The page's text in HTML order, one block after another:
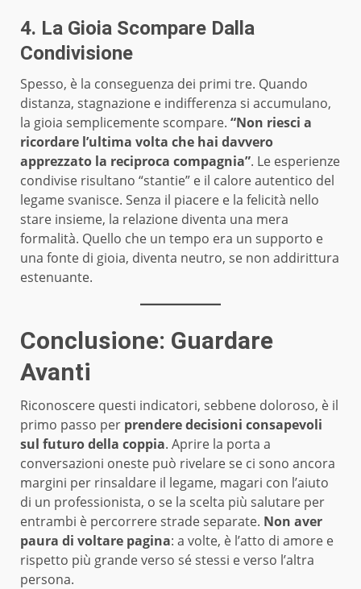
4. La Gioia Scompare Dalla
Condivisione
Spesso, è la conseguenza dei primi tre. Quando
distanza, stagnazione e indifferenza si accumulano,
la gioia semplicemente scompare. “Non riesci a
ricordare l’ultima volta che hai davvero
apprezzato la reciproca compagnia”. Le esperienze
condivise risultano “stantie” e il calore autentico del
legame svanisce. Senza il piacere e la felicità nello
stare insieme, la relazione diventa una mera
formalità. Quello che un tempo era un supporto e
una fonte di gioia, diventa neutro, se non addirittura
estenuante.
Conclusione: Guardare
Avanti
Riconoscere questi indicatori, sebbene doloroso, è il
primo passo per prendere decisioni consapevoli
sul futuro della coppia. Aprire la porta a
conversazioni oneste può rivelare se ci sono ancora
margini per rinsaldare il legame, magari con l’aiuto
di un professionista, o se la scelta più salutare per
entrambi è percorrere strade separate. Non aver
paura di voltare pagina: a volte, è l’atto di amore e
rispetto più grande verso sé stessi e verso l’altra
persona.